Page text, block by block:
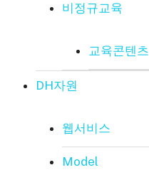
비정규교육
교육콘텐츠
DH자원
웹서비스
Model